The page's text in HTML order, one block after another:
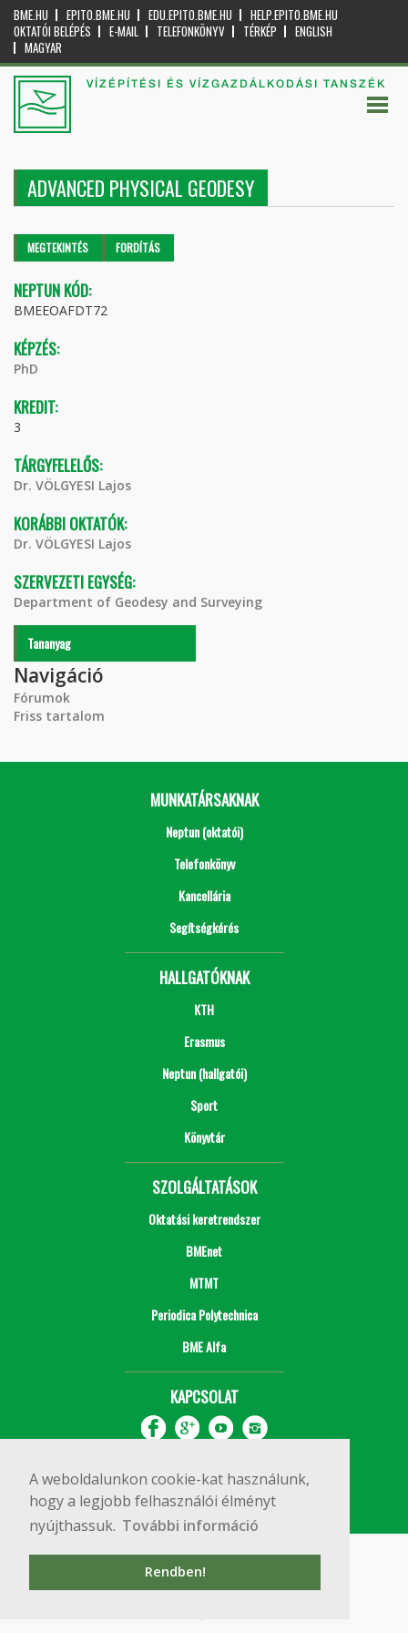
A weboldalunkon cookie-kat használunk,
hogy a legjobb felhasználói élményt
nyújthassuk. További információ
Rendben!
BME.HU EPITO.BME.HU EDU.EPITO.BME.HU
HELP.EPITO.BME.HU
OKTATÓI BELÉPÉS
E-MAIL TELEFONKÖNYV TÉRKÉP
ENGLISH
MAGYAR
VÍZÉPÍTÉSI ÉS VÍZGAZDÁLKODÁSI TANSZÉK
ADVANCED PHYSICAL GEODESY
Elsődleges fülek
MEGTEKINTÉS (AKTÍVFORDÍTÁS
NEPTUN KÓD:
BMEEOAFDT72
KÉPZÉS:
PhD
KREDIT:
3
TÁRGYFELELŐS:
Dr. VÖLGYESI Lajos
KORÁBBI OKTATÓK:
Dr. VÖLGYESI Lajos
SZERVEZETI EGYSÉG:
Department of Geodesy and Surveying
Tananyag
Navigáció
Fórumok
Friss tartalom
MUNKATÁRSAKNAK
Neptun (oktatói)
Telefonkönyv
Kancellária
Segítségkérés
HALLGATÓKNAK
KTH
Erasmus
Neptun (hallgatói)
Sport
Könyvtár
SZOLGÁLTATÁSOK
Oktatási keretrendszer
BMEnet
MTMT
Periodica Polytechnica
BME Alfa
KAPCSOLAT
Copyright © 2020 BME Építőmérnöki Kar
1111 Budapest, Műegyetem rkp. 3.